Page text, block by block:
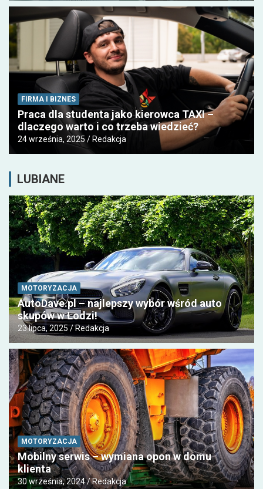
FIRMA I BIZNES
Praca dla studenta jako kierowca TAXI –
dlaczego warto i co trzeba wiedzieć?
24 września, 2025 Redakcja
LUBIANE
MOTORYZACJA
AutoDave.pl – najlepszy wybór wśród auto
skupów w Łodzi!
23 lipca, 2025 Redakcja
MOTORYZACJA
Mobilny serwis – wymiana opon w domu
klienta
30 września, 2024 Redakcja